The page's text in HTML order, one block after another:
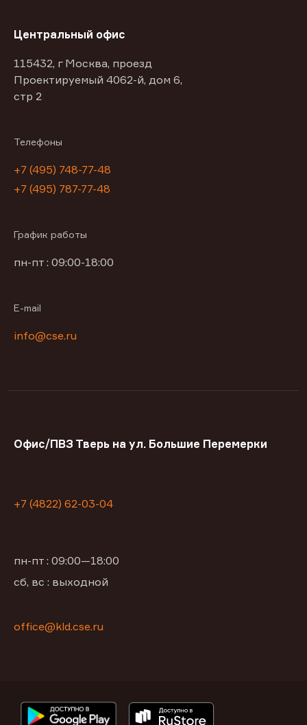
Центральный офис
115432, г Москва, проезд
Проектируемый 4062-й, дом 6,
стр 2
Телефоны
+7 (495) 748-77-48
+7 (495) 787-77-48
График работы
пн-пт : 09:00-18:00
E-mail
info@cse.ru
Офис/ПВЗ Тверь на ул. Большие Перемерки
+7 (4822) 62-03-04
пн-пт : 09:00—18:00
сб, вс : выходной
office@kld.cse.ru